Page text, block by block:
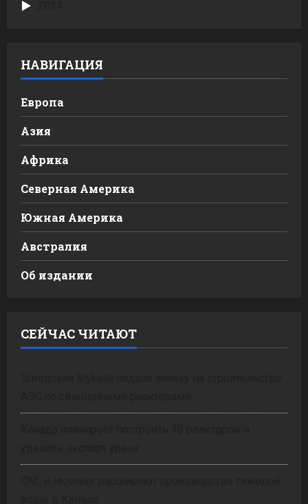
НАВИГАЦИЯ
Европа
Азия
Африка
Северная Америка
Южная Америка
Австралия
Об издании
СЕЙЧАС ЧИТАЮТ